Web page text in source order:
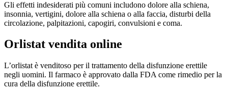
Gli effetti indesiderati più comuni includono dolore alla schiena,
insonnia, vertigini, dolore alla schiena o alla faccia, disturbi della
circolazione, palpitazioni, capogiri, convulsioni e coma.
Orlistat vendita online
L’orlistat è venditoso per il trattamento della disfunzione erettile
negli uomini. Il farmaco è approvato dalla FDA come rimedio per la
cura della disfunzione erettile.